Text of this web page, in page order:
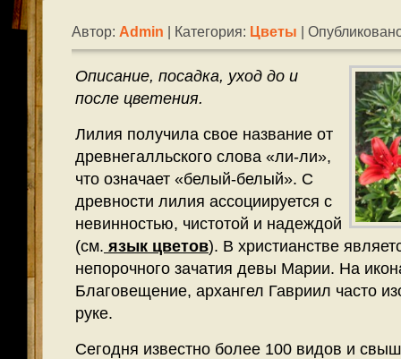
Автор: Admin | Категория: Цветы |
Описание, посадка, уход до и
после цветения.
Лилия получила свое название от
древнегалльского слова «ли-ли»,
что означает «белый-белый». С
древности лилия ассоциируется с
невинностью, чистотой и надеждой
(см. язык цветов). В христианстве
непорочного зачатия девы Марии. На
Благовещение, архангел Гавриил часто
руке.
Сегодня известно более 100 видов и